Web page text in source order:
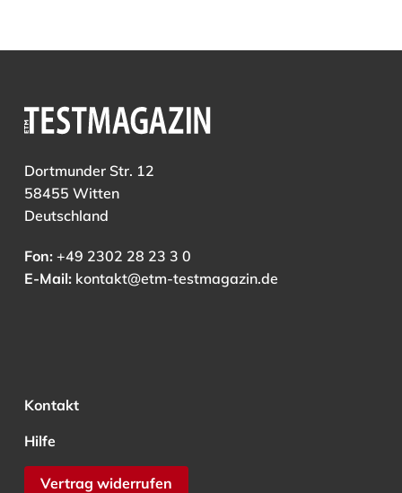
Dortmunder Str. 12
58455 Witten
Deutschland
Fon:+49 2302 28 23 3 0
E-Mail: kontakt@etm-testmagazin.de
Kontakt
Hilfe
Vertrag widerrufen